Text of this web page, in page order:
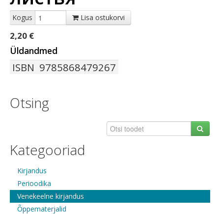
Kogus Lisa ostukorvi
2,20 €
Üldandmed
ISBN 9785868479267
Otsing
Kategooriad
Kirjandus
Perioodika
Venekeelne kirjandus
Õppematerjalid